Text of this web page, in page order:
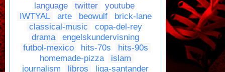
language
twitter
youtube
IWTYAL
arte beowulf
brick-lane
classical-music
copa-del-rey
drama
engelskundervisning
futbol-mexico
hits-70s
hits-90s
homemade-pizza
islam
journalism
libros
liga-santander